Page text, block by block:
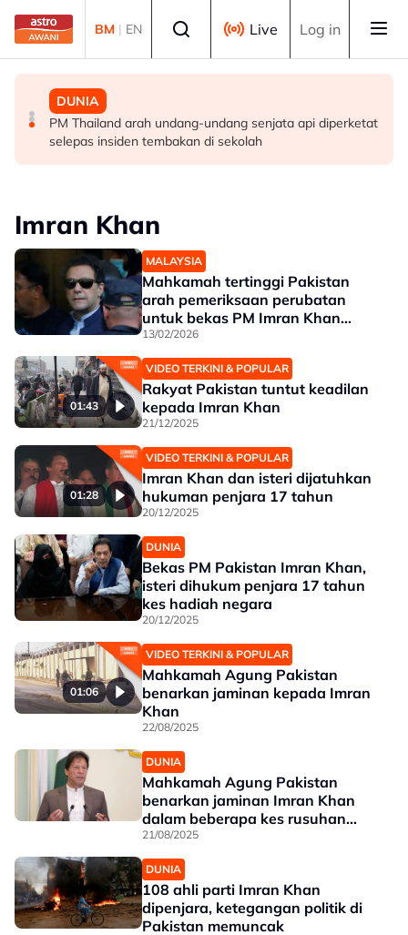
Skip to main content
BM | EN Live Log in
MALAYSIA
Berita tempatan pilihan sepanjang hari ini
MALAYSIA
Pengacara, ahli perniagaan ditahan bantu siasatan
audio siar sentuh isu sensitiviti agama
DUNIA
PM Thailand arah undang-undang senjata api diperketat
selepas insiden tembakan di sekolah
Imran Khan
MALAYSIA
Mahkamah tertinggi Pakistan
arah pemeriksaan perubatan
untuk bekas PM Imran Khan
susulan masalah penglihatan
13/02/2026
01:43
VIDEO TERKINI & POPULAR
Rakyat Pakistan tuntut keadilan
kepada Imran Khan
21/12/2025
01:28
VIDEO TERKINI & POPULAR
Imran Khan dan isteri dijatuhkan
hukuman penjara 17 tahun
20/12/2025
DUNIA
Bekas PM Pakistan Imran Khan,
isteri dihukum penjara 17 tahun
kes hadiah negara
20/12/2025
01:06
VIDEO TERKINI & POPULAR
Mahkamah Agung Pakistan
benarkan jaminan kepada Imran
Khan
22/08/2025
DUNIA
Mahkamah Agung Pakistan
benarkan jaminan Imran Khan
dalam beberapa kes rusuhan
2023
21/08/2025
DUNIA
108 ahli parti Imran Khan
dipenjara, ketegangan politik di
Pakistan memuncak